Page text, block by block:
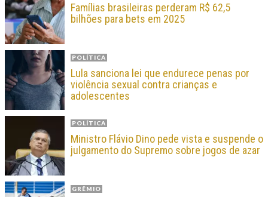
Famílias brasileiras perderam R$ 62,5
bilhões para bets em 2025
POLÍTICA
Lula sanciona lei que endurece penas por
violência sexual contra crianças e
adolescentes
POLÍTICA
Ministro Flávio Dino pede vista e suspende o
julgamento do Supremo sobre jogos de azar
GRÊMIO